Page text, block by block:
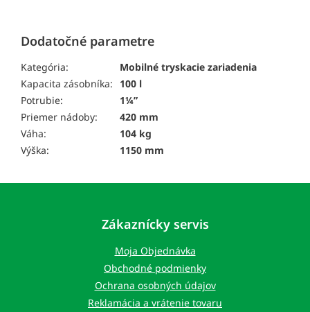
Dodatočné parametre
Kategória:
Mobilné tryskacie zariadenia
Kapacita zásobníka:
100 l
Potrubie:
1¼”
Priemer nádoby:
420 mm
Váha:
104 kg
Výška:
1150 mm
Zákaznícky servis
Moja Objednávka
Obchodné podmienky
Ochrana osobných údajov
Reklamácia a vrátenie tovaru